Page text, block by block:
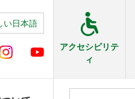
い日本語
アクセシビリテ
ィ